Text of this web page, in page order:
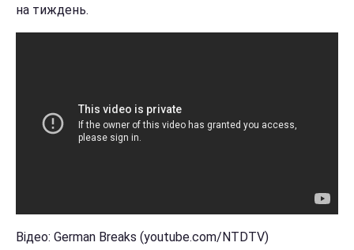
на тиждень.
Відео: German Breaks (youtube.com/NTDTV)